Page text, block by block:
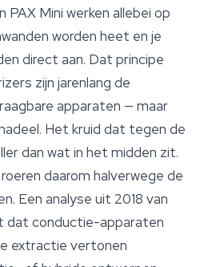
PAX Mini werken allebei op
worden heet en je
direct aan. Dat principe
zijn jarenlang de
apparaten — maar
Het kruid dat tegen de
dan wat in het midden zit.
daarom halverwege de
Een analyse uit 2018 van
dat conductie-apparaten
extractie vertonen